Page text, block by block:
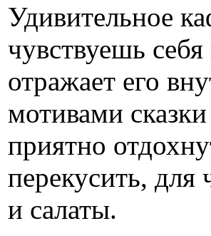
Удивительное
чувствуешь
отражает его
мотивами
приятно
перекусить, для
и салаты.